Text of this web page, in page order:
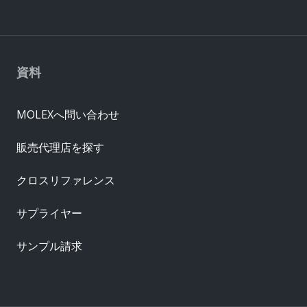
資料
MOLEXへ問い合わせ
販売代理店を探す
クロスリファレンス
サプライヤー
サンプル請求